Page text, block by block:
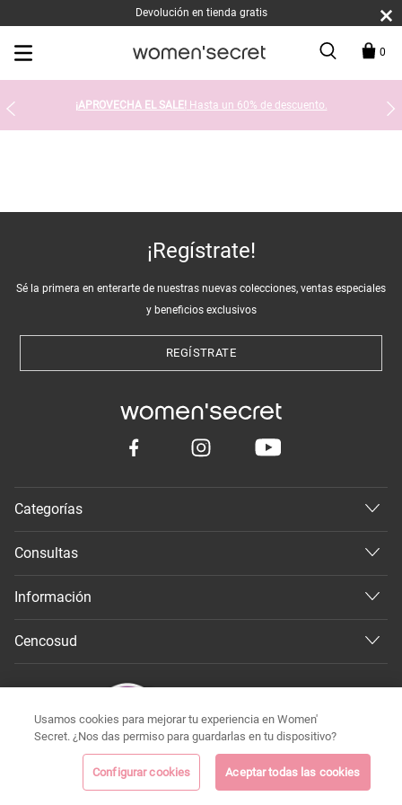
Devolución en tienda gratis
0
¡APROVECHA EL SALE! Hasta un 60% de descuento.
¡Regístrate!
Sé la primera en enterarte de nuestras nuevas colecciones, ventas especiales
y beneficios exclusivos
REGÍSTRATE
Categorías
Consultas
Información
Cencosud
Todos los derechos reservados 2026 ©
Usamos cookies para mejorar tu experiencia en Women'
Secret. ¿Nos das permiso para guardarlas en tu dispositivo?
Configurar cookies Aceptar todas las cookies